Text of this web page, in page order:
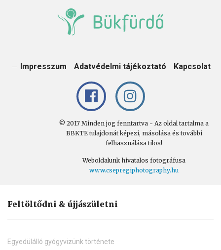
Impresszum Adatvédelmi tájékoztató Kapcsolat
© 2017 Minden jog fenntartva - Az oldal tartalma a
BBKTE tulajdonát képezi, másolása és további
felhasználása tilos!
Weboldalunk hivatalos fotográfusa
www.csepregiphotography.hu
Feltöltődni & újjászületni
Egyedülálló gyógyvizünk története